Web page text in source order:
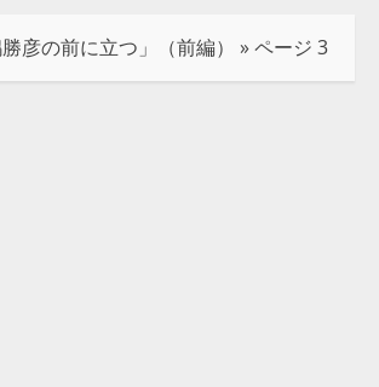
彦の前に立つ」（前編） »ページ 3